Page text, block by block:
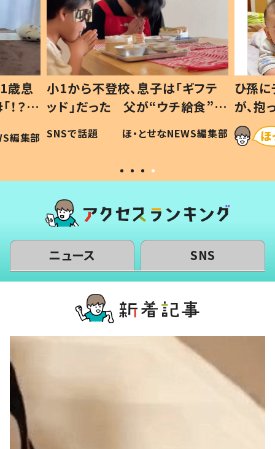
歳息
？」
編集部
小1から不登校、息子は「ギフテ
ッド」だった 父が“ウチ給食”を
作り続ける理由とは #令和の親
#令和の子
SNSで話題 ほ・とせなNEWS編集部
ひ孫
が、
「涙が
い」
ニュース SNS